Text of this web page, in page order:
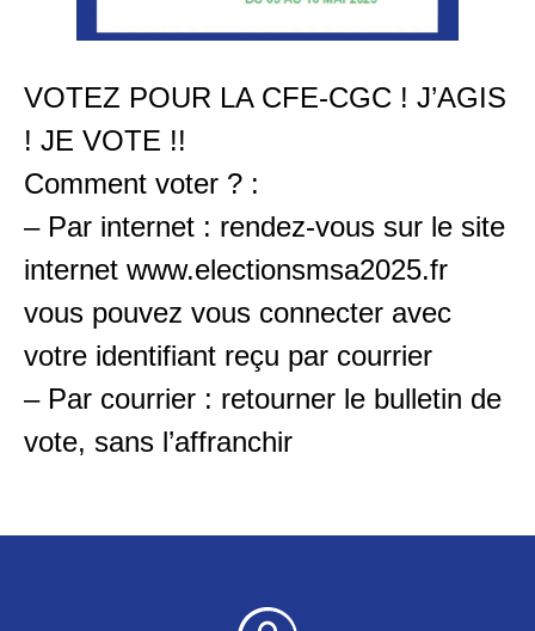
VOTEZ POUR LA CFE-CGC ! J’AGIS
! JE VOTE !!
Comment voter ? :
– Par internet : rendez-vous sur le site
internet www.electionsmsa2025.fr
vous pouvez vous connecter avec
votre identifiant reçu par courrier
– Par courrier : retourner le bulletin de
vote, sans l’affranchir